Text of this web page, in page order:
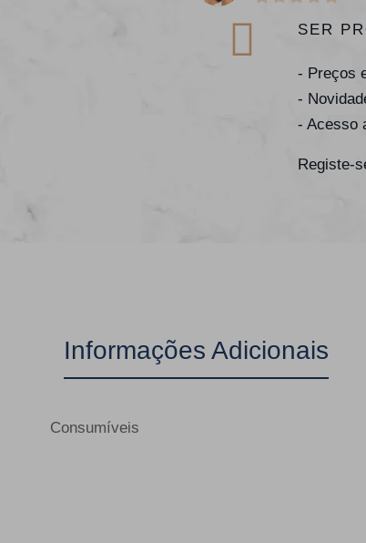
SER
- Preços
-
- Acesso
Registe-
Informações Adicionais
Consumíveis